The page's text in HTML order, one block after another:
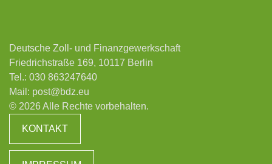
Deutsche Zoll- und Finanzgewerkschaft
Friedrichstraße 169, 10117 Berlin
Tel.: 030 863247640
Mail: post@bdz.eu
© 2026 Alle Rechte vorbehalten.
KONTAKT